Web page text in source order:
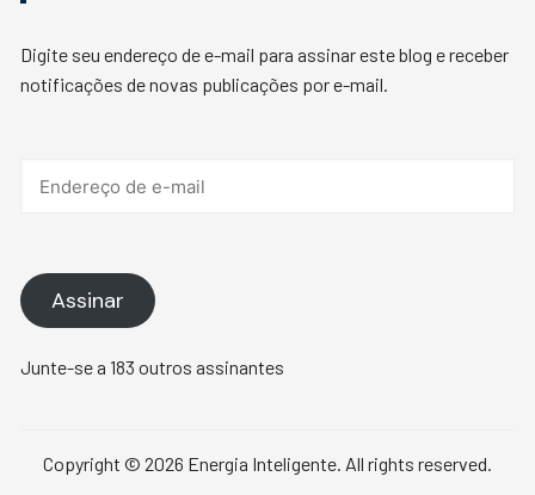
Digite seu endereço de e-mail para assinar este blog e receber
notificações de novas publicações por e-mail.
Assinar
Junte-se a 183 outros assinantes
Copyright © 2026 Energia Inteligente. All rights reserved.